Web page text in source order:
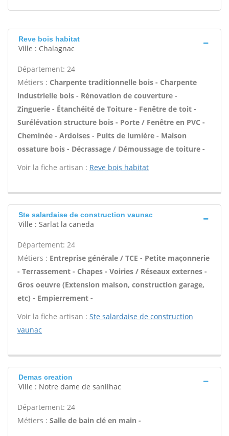
Reve bois habitat
Ville : Chalagnac
Département: 24
Métiers : Charpente traditionnelle bois - Charpente
industrielle bois - Rénovation de couverture -
Zinguerie - Étanchéité de Toiture - Fenêtre de toit -
Surélévation structure bois - Porte / Fenêtre en PVC -
Cheminée - Ardoises - Puits de lumière - Maison
ossature bois - Décrassage / Démoussage de toiture -
Voir la fiche artisan : Reve bois habitat
Ste salardaise de construction vaunac
Ville : Sarlat la caneda
Département: 24
Métiers : Entreprise générale / TCE - Petite maçonnerie
- Terrassement - Chapes - Voiries / Réseaux externes -
Gros oeuvre (Extension maison, construction garage,
etc) - Empierrement -
Voir la fiche artisan : Ste salardaise de construction
vaunac
Demas creation
Ville : Notre dame de sanilhac
Département: 24
Métiers : Salle de bain clé en main -